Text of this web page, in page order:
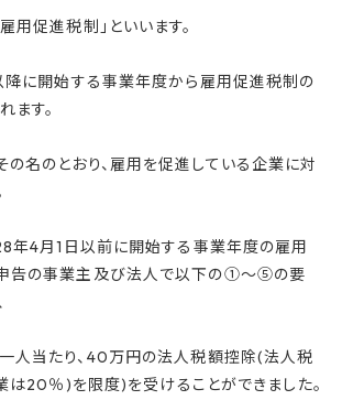
用促進税制」といいます。
に開始する事業年度から雇用促進税制の
ます。
の名のとおり、雇用を促進している企業に対
年4月1日以前に開始する事業年度の雇用
告の事業主及び法人で以下の①～⑤の要
人当たり、40万円の法人税額控除(法人税
20％)を限度)を受けることができました。